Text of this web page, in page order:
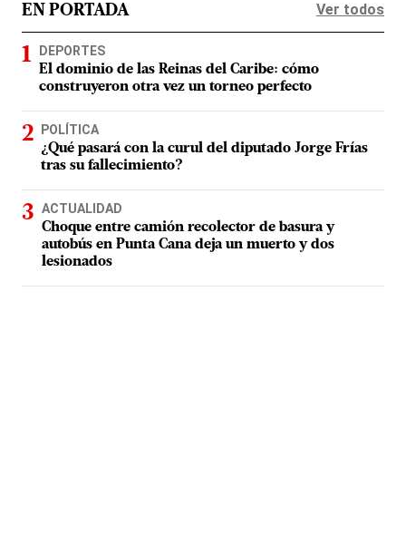
EN PORTADA Ver todos
DEPORTES
El dominio de las Reinas del Caribe: cómo
construyeron otra vez un torneo perfecto
POLÍTICA
¿Qué pasará con la curul del diputado Jorge Frías
tras su fallecimiento?
ACTUALIDAD
Choque entre camión recolector de basura y
autobús en Punta Cana deja un muerto y dos
lesionados